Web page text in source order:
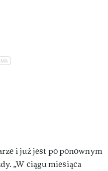
i już jest po ponownym
„W ciągu miesiąca